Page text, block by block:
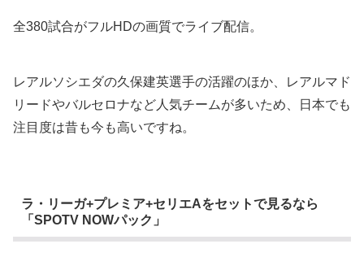
全380試合がフルHDの画質でライブ配信。
レアルソシエダの久保建英選手の活躍のほか、レアルマド
リードやバルセロナなど人気チームが多いため、日本でも
注目度は昔も今も高いですね。
ラ・リーガ+プレミア+セリエAをセットで見るなら
「SPOTV NOWパック」